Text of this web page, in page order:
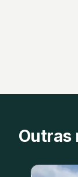
Outras